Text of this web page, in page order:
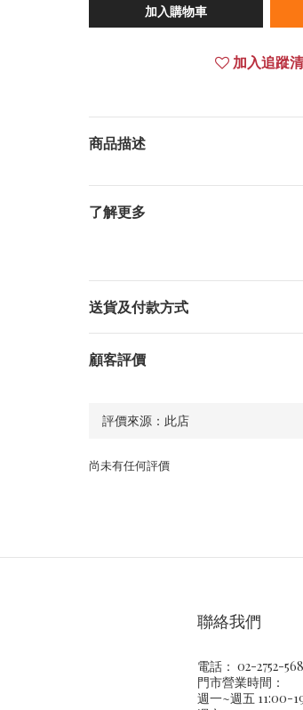
加入購物車
加入追蹤
商品描述
了解更多
送貨及付款方式
顧客評價
尚未有任何評價
聯絡我們
電話： 02-2752-
門市營業時間：
週一~週五 11:00-